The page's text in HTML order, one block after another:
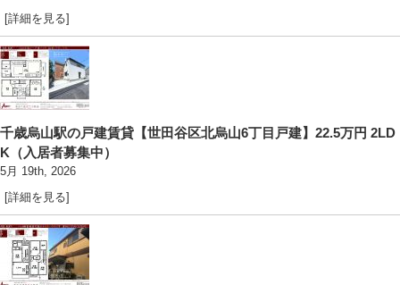
[詳細を見る]
千歳烏山駅の戸建賃貸【世田谷区北烏山6丁目戸建】22.5万円 2LD
K（入居者募集中）
5月 19th, 2026
[詳細を見る]